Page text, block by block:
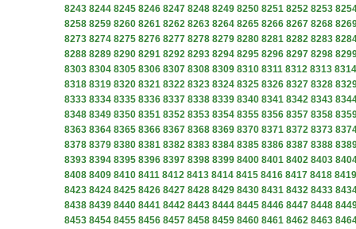
8243 8244 8245 8246 8247 8248 8249 8250 8251 8252 8253
8258 8259 8260 8261 8262 8263 8264 8265 8266 8267 8268
8273 8274 8275 8276 8277 8278 8279 8280 8281 8282 8283
8288 8289 8290 8291 8292 8293 8294 8295 8296 8297 8298
8303 8304 8305 8306 8307 8308 8309 8310 8311 8312 8313 8314
8318 8319 8320 8321 8322 8323 8324 8325 8326 8327 8328
8333 8334 8335 8336 8337 8338 8339 8340 8341 8342 8343
8348 8349 8350 8351 8352 8353 8354 8355 8356 8357 8358
8363 8364 8365 8366 8367 8368 8369 8370 8371 8372 8373
8378 8379 8380 8381 8382 8383 8384 8385 8386 8387 8388
8393 8394 8395 8396 8397 8398 8399 8400 8401 8402 8403
8408 8409 8410 8411 8412 8413 8414 8415 8416 8417 8418 8419
8423 8424 8425 8426 8427 8428 8429 8430 8431 8432 8433
8438 8439 8440 8441 8442 8443 8444 8445 8446 8447 8448
8453 8454 8455 8456 8457 8458 8459 8460 8461 8462 8463